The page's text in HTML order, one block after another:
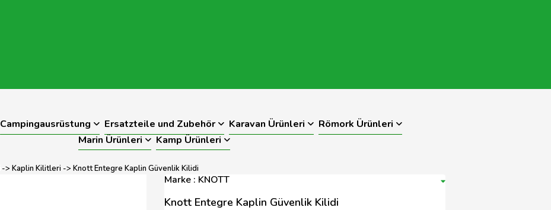
Campingausrüstung Ersatzteile und Zubehör Karavan Ürünleri
Römork Ürünleri
Marin Ürünleri
Kamp Ürünleri
-> Kaplin Kilitleri -> Knott Entegre Kaplin Güvenlik Kilidi
Marke : KNOTT
Knott Entegre Kaplin Güvenlik Kilidi